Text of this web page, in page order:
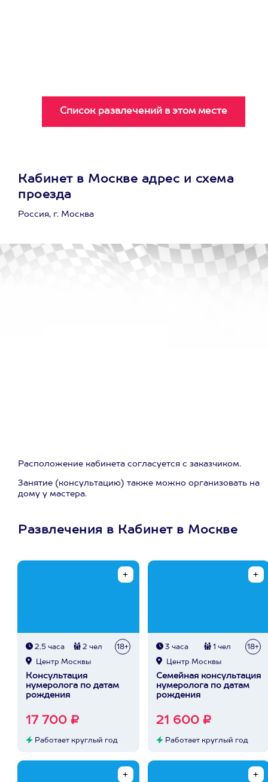
Кабинет в Москве адрес и схема
проезда
Россия, г. Москва
Расположение кабинета согласуется с заказчиком.
Занятие (консультацию) также можно организовать на
дому у мастера.
Развлечения в Кабинет в Москве
2,5 часа 2 чел 18+
Центр Москвы
Консультация
нумеролога по датам
рождения
17 700 ₽
Работает круглый год
3 часа 1 чел 18+
Центр Москвы
Семейная консультация
нумеролога по датам
рождения
21 600 ₽
Работает круглый год